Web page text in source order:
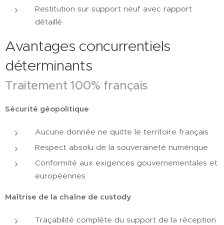
Restitution sur support neuf avec rapport
détaillé
Avantages concurrentiels
déterminants
Traitement 100% français
Sécurité géopolitique
Aucune donnée ne quitte le territoire français
Respect absolu de la souveraineté numérique
Conformité aux exigences gouvernementales et
européennes
Maîtrise de la chaîne de custody
Traçabilité complète du support de la réception